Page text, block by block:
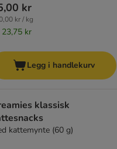
kr
kr / kg
23,75 kr
Legg i handlekurv
klassisk
kattemynte (60 g)